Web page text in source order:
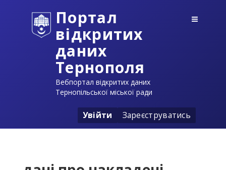
Портал
відкритих
даних
Тернополя
Вебпортал відкритих даних
Тернопільської міської ради
Увійти Зареєструватись